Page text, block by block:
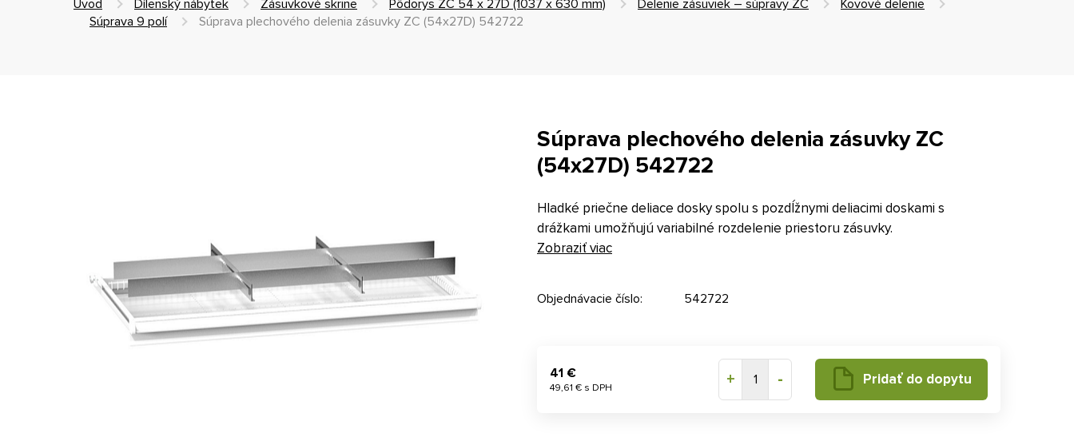
Úvod Dílenský nábytek Zásuvkové skrine Pôdorys ZC 54 x 27D (1037 x 630 mm) Delenie zásuviek – súpravy ZC
Kovové delenie
Súprava 9 polí
Súprava plechového delenia zásuvky ZC (54x27D) 542722
Súprava plechového delenia zásuvky ZC
(54x27D) 542722
Hladké priečne deliace dosky spolu s pozdĺžnymi deliacimi doskami s
drážkami umožňujú variabilné rozdelenie priestoru zásuvky.
Zobraziť viac
Objednávacie číslo: 542722
41 €
49,61 € s DPH + 1 - Pridať do dopytu